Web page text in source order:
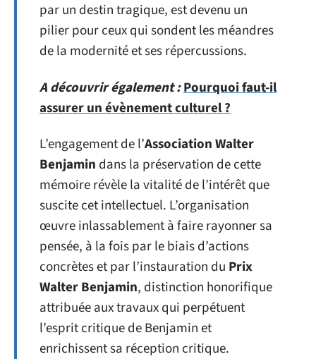
par un destin tragique, est devenu un
pilier pour ceux qui sondent les méandres
de la modernité et ses répercussions.
A découvrir également :Pourquoi faut-il
assurer un évènement culturel ?
L’engagement de l’Association Walter
Benjamin dans la préservation de cette
mémoire révèle la vitalité de l’intérêt que
suscite cet intellectuel. L’organisation
œuvre inlassablement à faire rayonner sa
pensée, à la fois par le biais d’actions
concrètes et par l’instauration du Prix
Walter Benjamin, distinction honorifique
attribuée aux travaux qui perpétuent
l’esprit critique de Benjamin et
enrichissent sa réception critique.